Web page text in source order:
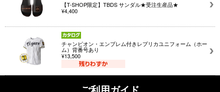
【T-SHOP限定】TBDS サンダル★受注生産品★
¥4,400
チャンピオン・エンブレム付きレプリカユニフォーム（ホー
ム）背番号あり
¥13,500